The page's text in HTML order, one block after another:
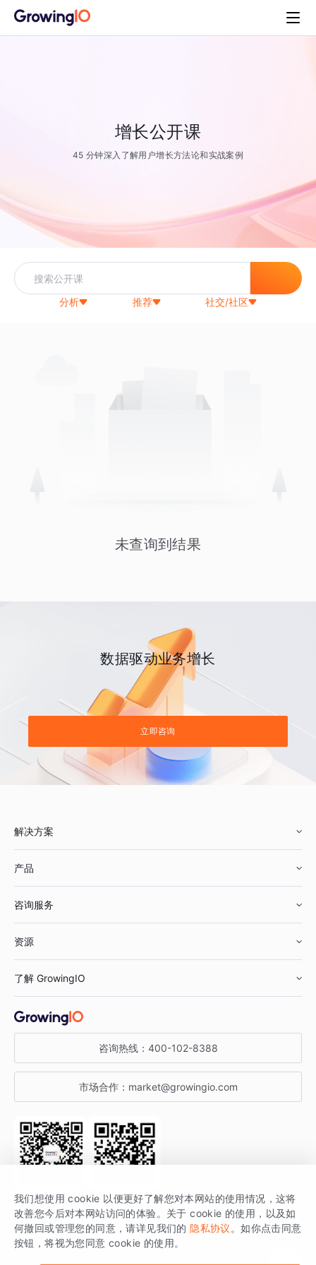
增长公开课
45 分钟深入了解用户增长方法论和实战案例
分析 推荐 社交/社区
未查询到结果
数据驱动业务增长
立即咨询
解决方案
鞋服行业
汽车行业
金融行业
产品
智能运营
获客分析
咨询服务
资源
增长公开课
增长博客
开发者文档
SDK 文档
场景指南
了解 GrowingIO
关于 GrowingIO
增长大会
行业活动
咨询热线： 400-102-8388
市场合作： market@growingio.com
关注公众号 获取更多干货
GrowingIO 是专注于数据智能分析与增长的品牌，核心平台为 GrowingIO
分析云。
我们想使用 cookie 以便更好了解您对本网站的使用情况，这将
改善您今后对本网站访问的体验。关于 cookie 的使用，以及如
何撤回或管理您的同意，请详见我们的 隐私协议 。如你点击同意
按钮，将视为您同意 cookie 的使用。